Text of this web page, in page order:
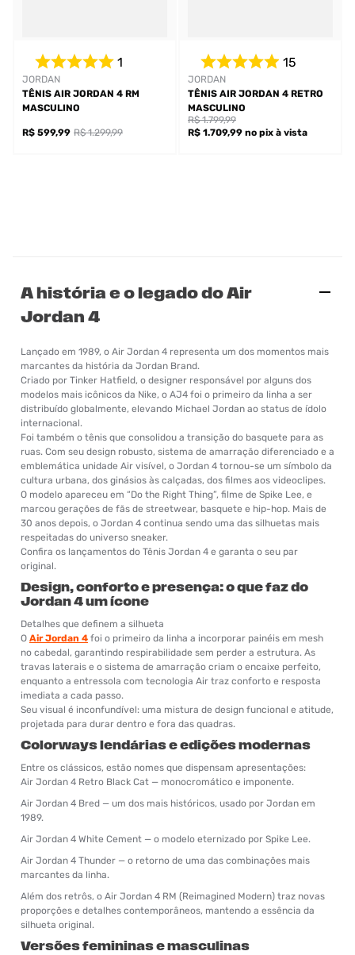
JORDAN
1
TÊNIS AIR JORDAN 4 RM
MASCULINO
R$ 599,99 R$ 1.299,99
JORDAN
15
TÊNIS AIR JORDAN 4 RETRO
MASCULINO
R$ 1.709,99 no pix à vista
R$ 1.799,99
A história e o legado do Air
Jordan 4
Lançado em 1989, o Air Jordan 4 representa um dos momentos mais
marcantes da história da Jordan Brand.
Criado por Tinker Hatfield, o designer responsável por alguns dos
modelos mais icônicos da Nike, o AJ4 foi o primeiro da linha a ser
distribuído globalmente, elevando Michael Jordan ao status de ídolo
internacional.
Foi também o tênis que consolidou a transição do basquete para as
ruas. Com seu design robusto, sistema de amarração diferenciado e a
emblemática unidade Air visível, o Jordan 4 tornou-se um símbolo da
cultura urbana, dos ginásios às calçadas, dos filmes aos videoclipes.
O modelo apareceu em “Do the Right Thing”, filme de Spike Lee, e
marcou gerações de fãs de streetwear, basquete e hip-hop. Mais de
30 anos depois, o Jordan 4 continua sendo uma das silhuetas mais
respeitadas do universo sneaker.
Confira os lançamentos do Tênis Jordan 4 e garanta o seu par
original.
Design, conforto e presença: o que faz do
Jordan 4 um ícone
Detalhes que definem a silhueta
O Air Jordan 4 foi o primeiro da linha a incorporar painéis em mesh
no cabedal, garantindo respirabilidade sem perder a estrutura. As
travas laterais e o sistema de amarração criam o encaixe perfeito,
enquanto a entressola com tecnologia Air traz conforto e resposta
imediata a cada passo.
Seu visual é inconfundível: uma mistura de design funcional e atitude,
projetada para durar dentro e fora das quadras.
Colorways lendárias e edições modernas
Entre os clássicos, estão nomes que dispensam apresentações:
Air Jordan 4 Retro Black Cat — monocromático e imponente.
Air Jordan 4 Bred — um dos mais históricos, usado por Jordan em
1989.
Air Jordan 4 White Cement — o modelo eternizado por Spike Lee.
Air Jordan 4 Thunder — o retorno de uma das combinações mais
marcantes da linha.
Além dos retrôs, o Air Jordan 4 RM (Reimagined Modern) traz novas
proporções e detalhes contemporâneos, mantendo a essência da
silhueta original.
Versões femininas e masculinas